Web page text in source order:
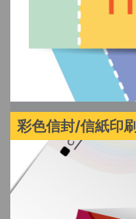
彩色信封/信紙印刷